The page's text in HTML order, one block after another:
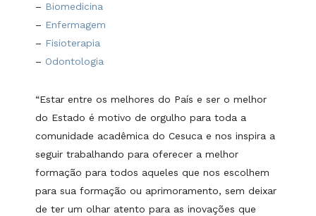
– Biomedicina
– Enfermagem
– Fisioterapia
– Odontologia
“Estar entre os melhores do País e ser o melhor
do Estado é motivo de orgulho para toda a
comunidade acadêmica do Cesuca e nos inspira a
seguir trabalhando para oferecer a melhor
formação para todos aqueles que nos escolhem
para sua formação ou aprimoramento, sem deixar
de ter um olhar atento para as inovações que